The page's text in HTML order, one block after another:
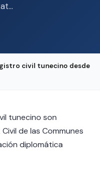
civil tunecino desde
tunecino son
de las Communes
diplomática